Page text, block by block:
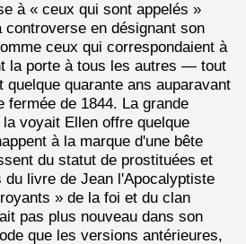
à « ceux qui sont appelés »
en désignant son
ceux qui correspondaient à
la porte à tous les autres — tout
quarante ans auparavant
fermée de 1844. La grande
voyait Ellen offre quelque
à la marque d'une bête
du statut de prostituées et
livre de Jean l'Apocalyptiste
» de la foi et du clan
pas plus nouveau dans son
que les versions antérieures,